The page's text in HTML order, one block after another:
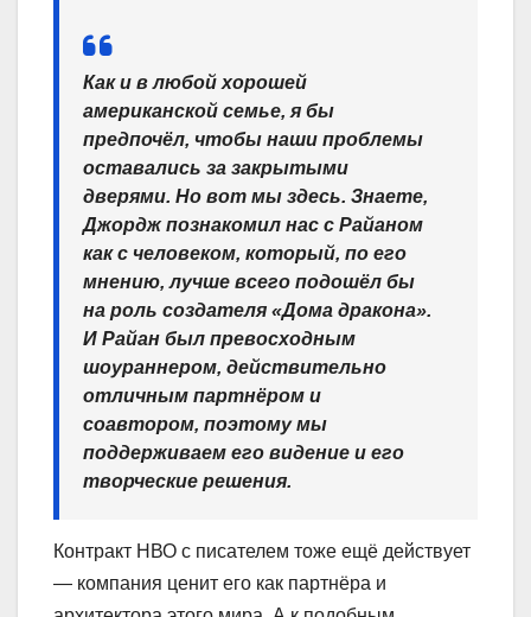
Как и в любой хорошей
американской семье, я бы
предпочёл, чтобы наши проблемы
оставались за закрытыми
дверями. Но вот мы здесь. Знаете,
Джордж познакомил нас с Райаном
как с человеком, который, по его
мнению, лучше всего подошёл бы
на роль создателя «Дома дракона».
И Райан был превосходным
шоураннером, действительно
отличным партнёром и
соавтором, поэтому мы
поддерживаем его видение и его
творческие решения.
Контракт НВО с писателем тоже ещё действует
— компания ценит его как партнёра и